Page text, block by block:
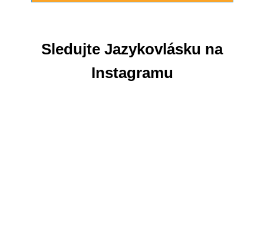
Sledujte Jazykovlásku na
Instagramu